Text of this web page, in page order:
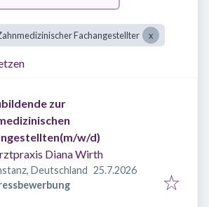
Fachangestellter
zur
w/d)
Diana Wirth
Deutschland Veröffentlicht
25.7.2026